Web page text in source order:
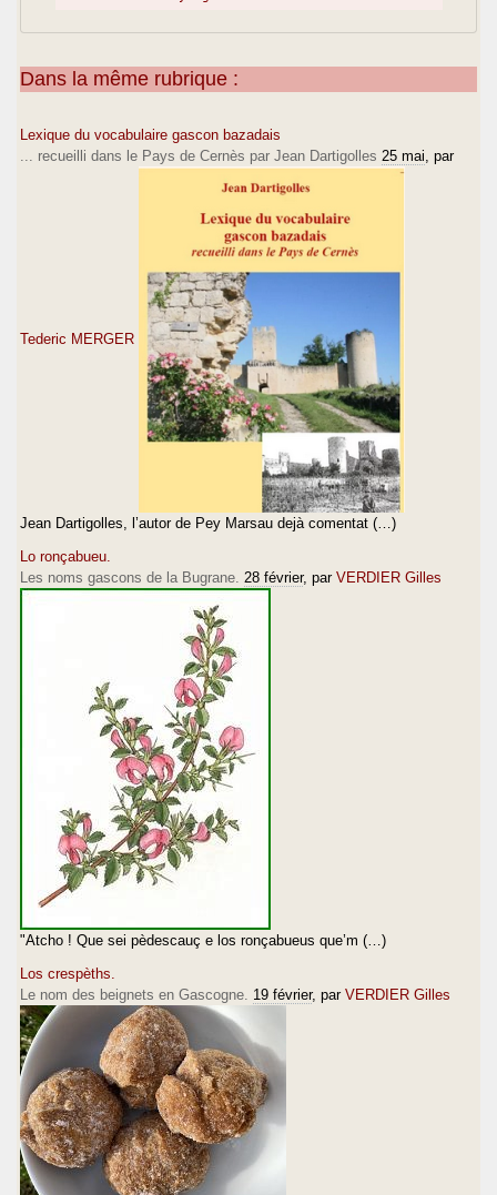
Dans la même rubrique :
Lexique du vocabulaire gascon bazadais
... recueilli dans le Pays de Cernès par Jean Dartigolles 25 mai , par
Tederic MERGER
Jean Dartigolles, l’autor de Pey Marsau dejà comentat (…)
Lo ronçabueu.
Les noms gascons de la Bugrane. 28 février, par VERDIER Gilles
"Atcho ! Que sei pèdescauç e los ronçabueus que’m (…)
Los crespèths.
Le nom des beignets en Gascogne. 19 février, par VERDIER Gilles